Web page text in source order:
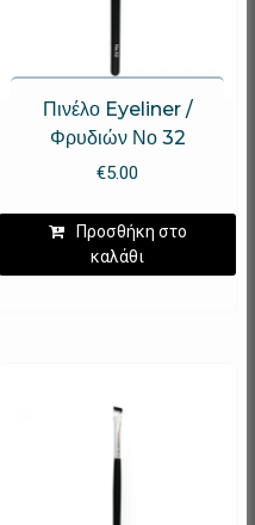
Πινέλο Eyeliner /
Φρυδιών Νο 32
€5.00
Προσθήκη στο
καλάθι